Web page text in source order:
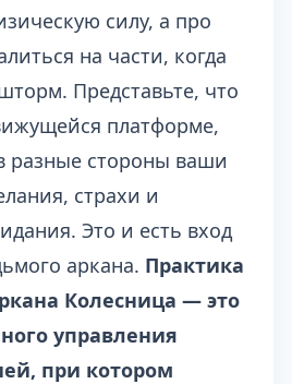
силу, а про
на части, когда
Представьте, что
платформе,
разные стороны ваши
страхи и
Это и есть вход
аркана. Практика
Колесница — это
управления
при котором